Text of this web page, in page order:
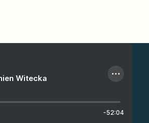
Witecka
-52:04